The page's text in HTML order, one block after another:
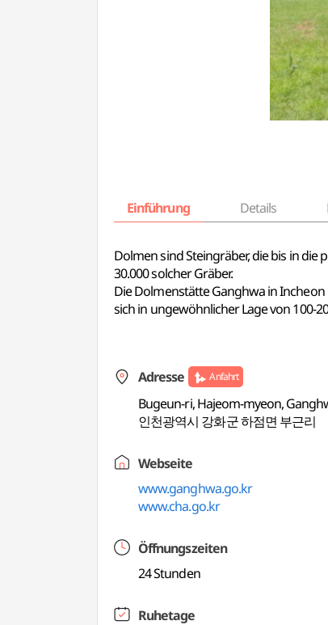
Einführung Details
Dolmen sind Steingräber, die bis in
30.000 solcher Gräber.
Die Dolmenstätte Ganghwa in
sich in ungewöhnlicher Lage von 100-
Adresse Anfahrt
Bugeun-ri, Hajeom-myeon,
인천광역시 강화군 하점면 부근리
Webseite
www.ganghwa.go.kr
www.cha.go.kr
Öffnungszeiten
24 Stunden
Ruhetage